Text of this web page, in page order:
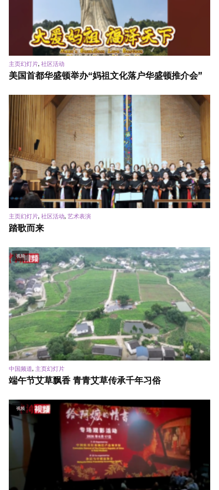
主页幻灯片, 社区活动
美国首都华盛顿举办“妈祖文化落户华盛顿推介会”
主页幻灯片, 社区活动, 艺术表演
踏歌而来
视频
中国频道, 主页幻灯片
端午节艾草飘香 青青艾草传承千年习俗
视频